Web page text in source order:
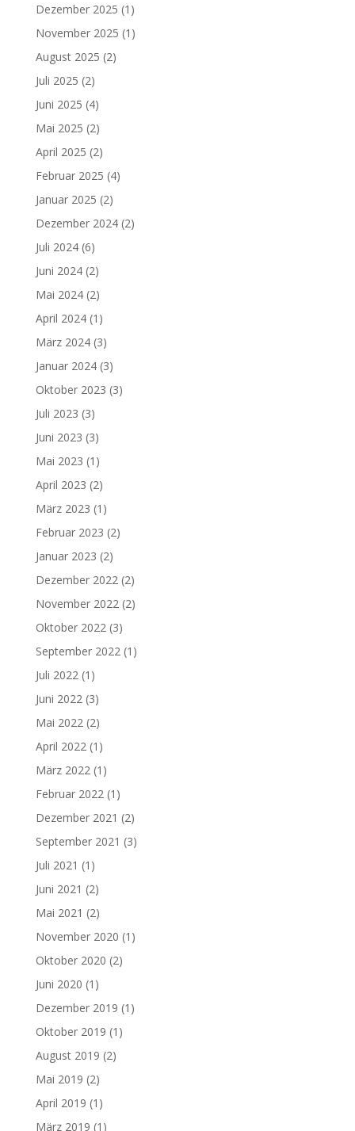
Dezember 2025 (1)
November 2025 (1)
August 2025 (2)
Juli 2025 (2)
Juni 2025 (4)
Mai 2025 (2)
April 2025 (2)
Februar 2025 (4)
Januar 2025 (2)
Dezember 2024(2)
Juli 2024(6)
Juni 2024(2)
Mai 2024(2)
April 2024(1)
März 2024(3)
Januar 2024(3)
Oktober 2023 (3)
Juli 2023 (3)
Juni 2023 (3)
Mai 2023 (1)
April 2023 (2)
März 2023 (1)
Februar 2023 (2)
Januar 2023 (2)
Dezember 2022(2)
November 2022(2)
Oktober 2022(3)
September 2022(1)
Juli 2022(1)
Juni 2022(3)
Mai 2022(2)
April 2022(1)
März 2022(1)
Februar 2022(1)
Dezember 2021 (2)
September 2021 (3)
Juli 2021 (1)
Juni 2021 (2)
Mai 2021 (2)
November 2020 (1)
Oktober 2020 (2)
Juni 2020 (1)
Dezember 2019 (1)
Oktober 2019 (1)
August 2019 (2)
Mai 2019 (2)
April 2019 (1)
März 2019 (1)